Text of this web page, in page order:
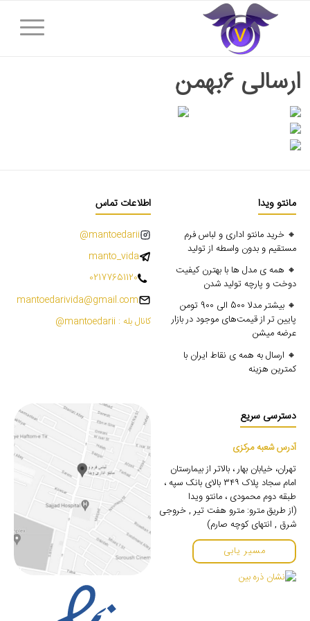
ارسالی ۶بهمن
مانتو ویدا
🔸 خرید مانتو اداری و لباس فرم
مستقیم و بدون واسطه از تولید
🔸 همه ی مدل ها با بهترن کیفیت
دوخت و پارچه تولید شدن
🔸 بیشتر مدلا 500 الی 900 تومن
پایین تر از قیمت‌های موجود در بازار
عرضه میشن
🔸 ارسال به همه ی نقاط ایران با
کمترین هزینه
اطلاعات تماس
mantoedarii@
manto_vida
02177651120
mantoedarivida@gmail.com
کانال بله : mantoedarii@
دسترسی سریع
آدرس شعبه مرکزی
تهران، خیابان بهار ، بالاتر از بیمارستان
امام سجاد پلاک ۳۴۹ بالای بانک سپه ،
طبقه دوم محمودی ، مانتو ویدا
(از طریق مترو: مترو هفت تیر , خروجی
شرق , انتهای کوچه صارم)
مسیر یابی